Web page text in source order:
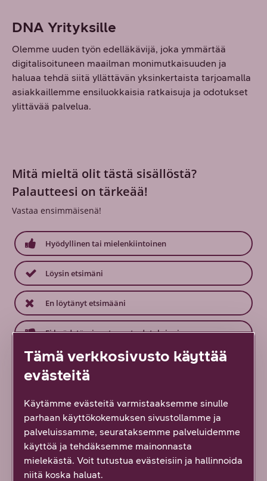
DNA Yrityksille
Olemme uuden työn edelläkävijä, joka ymmärtää
digitalisoituneen maailman monimutkaisuuden ja
haluaa tehdä siitä yllättävän yksinkertaista tarjoamalla
asiakkaillemme ensiluokkaisia ratkaisuja ja odotukset
ylittävää palvelua.
Mitä mieltä olit tästä sisällöstä?
Palautteesi on tärkeää!
Vastaa ensimmäisenä!
Hyödyllinen tai mielenkiintoinen
Löysin etsimäni
En löytänyt etsimääni
Ei hyödytä, ei vastannut odotuksiani
Samasta aiheesta
Uusi tapa hallinnoida suuria lähiverkkoja: DNA
Managed Network Premium tarjoaa
ainutlaatuisen ratkaisun monimutkaisten
Tämä verkkosivusto käyttää
evästeitä
Käytämme evästeitä varmistaaksemme sinulle
parhaan käyttökokemuksen sivustollamme ja
palveluissamme, seurataksemme palveluidemme
käyttöä ja tehdäksemme mainonnasta
mielekästä. Voit tutustua evästeisiin ja hallinnoida
niitä koska haluat.